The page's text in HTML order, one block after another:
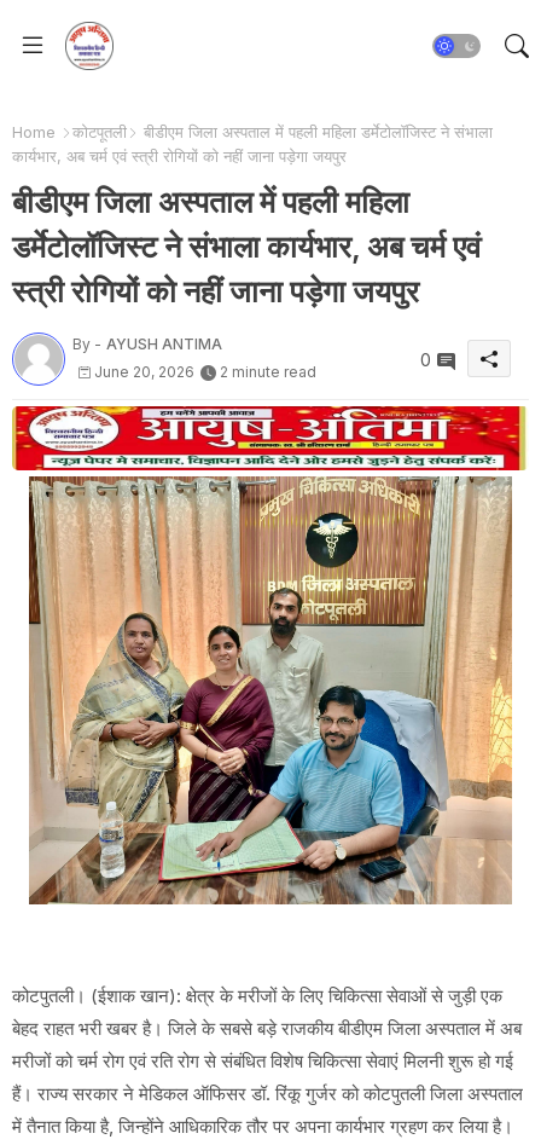
Home कोटपूतली
बीडीएम जिला अस्पताल में पहली महिला डर्मेटोलॉजिस्ट ने संभाला
कार्यभार, अब चर्म एवं स्त्री रोगियों को नहीं जाना पड़ेगा जयपुर
बीडीएम जिला अस्पताल में पहली महिला
डर्मेटोलॉजिस्ट ने संभाला कार्यभार, अब चर्म एवं
स्त्री रोगियों को नहीं जाना पड़ेगा जयपुर
By - AYUSH ANTIMA
June 20, 2026
2 minute read
0
कोटपुतली। (ईशाक खान): क्षेत्र के मरीजों के लिए चिकित्सा सेवाओं से जुड़ी एक
बेहद राहत भरी खबर है। जिले के सबसे बड़े राजकीय बीडीएम जिला अस्पताल में अब
मरीजों को चर्म रोग एवं रति रोग से संबंधित विशेष चिकित्सा सेवाएं मिलनी शुरू हो गई
हैं। राज्य सरकार ने मेडिकल ऑफिसर डॉ. रिंकू गुर्जर को कोटपुतली जिला अस्पताल
में तैनात किया है, जिन्होंने आधिकारिक तौर पर अपना कार्यभार ग्रहण कर लिया है।